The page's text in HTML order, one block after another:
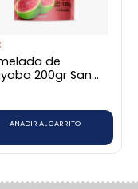
de
200gr San
AÑADIR AL CARRITO